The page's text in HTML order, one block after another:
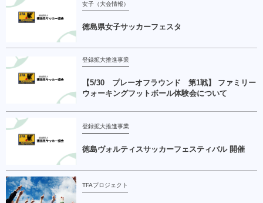
女子（大会情報）
徳島県女子サッカーフェスタ
登録拡大推進事業
【5/30 プレーオフラウンド 第1戦】 ファミリー
ウォーキングフットボール体験会について
登録拡大推進事業
徳島ヴォルティスサッカーフェスティバル 開催
TFAプロジェクト